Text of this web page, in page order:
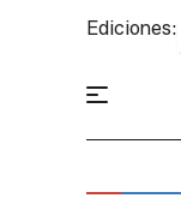
Ediciones: